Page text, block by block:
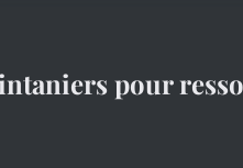
pour